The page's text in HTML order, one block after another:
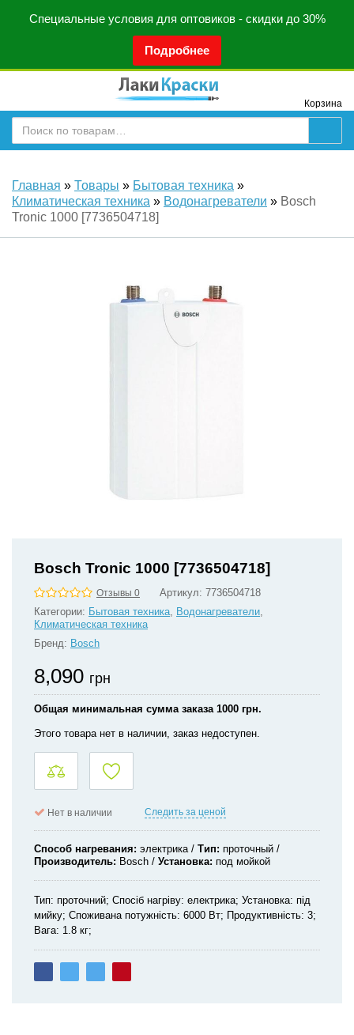
Специальные условия для оптовиков - скидки до 30%
Подробнее
Корзина
Главная » Товары » Бытовая техника »
Климатическая техника » Водонагреватели » Bosch
Tronic 1000 [7736504718]
Bosch Tronic 1000 [7736504718]
Отзывы 0 Артикул: 7736504718
Категории: Бытовая техника, Водонагреватели,
Климатическая техника
Бренд: Bosch
8,090 грн
Общая минимальная сумма заказа 1000 грн.
Этого товара нет в наличии, заказ недоступен.
Нет в наличии Следить за ценой
Способ нагревания электрика Тип
проточный
Производитель
Bosch Установка под мойкой
Тип: проточний; Спосіб нагріву: електрика; Установка: під
мийку; Споживана потужність: 6000 Вт; Продуктивність: 3;
Вага: 1.8 кг;